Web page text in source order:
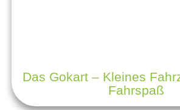
Das Gokart – Kleines
Fahrspaß